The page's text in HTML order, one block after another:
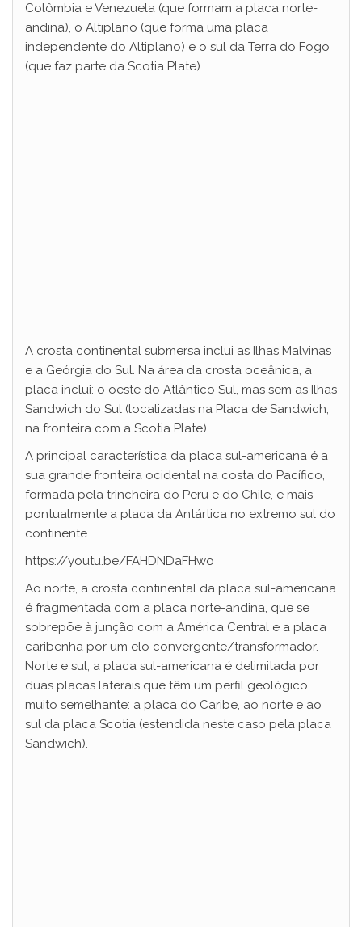
Colômbia e Venezuela (que formam a placa norte-
andina), o Altiplano (que forma uma placa
independente do Altiplano) e o sul da Terra do Fogo
(que faz parte da Scotia Plate).
A crosta continental submersa inclui as Ilhas Malvinas
e a Geórgia do Sul. Na área da crosta oceânica, a
placa inclui: o oeste do Atlântico Sul, mas sem as Ilhas
Sandwich do Sul (localizadas na Placa de Sandwich,
na fronteira com a Scotia Plate).
A principal característica da placa sul-americana é a
sua grande fronteira ocidental na costa do Pacífico,
formada pela trincheira do Peru e do Chile, e mais
pontualmente a placa da Antártica no extremo sul do
continente.
https://youtu.be/FAHDNDaFHwo
Ao norte, a crosta continental da placa sul-americana
é fragmentada com a placa norte-andina, que se
sobrepõe à junção com a América Central e a placa
caribenha por um elo convergente/transformador.
Norte e sul, a placa sul-americana é delimitada por
duas placas laterais que têm um perfil geológico
muito semelhante: a placa do Caribe, ao norte e ao
sul da placa Scotia (estendida neste caso pela placa
Sandwich).